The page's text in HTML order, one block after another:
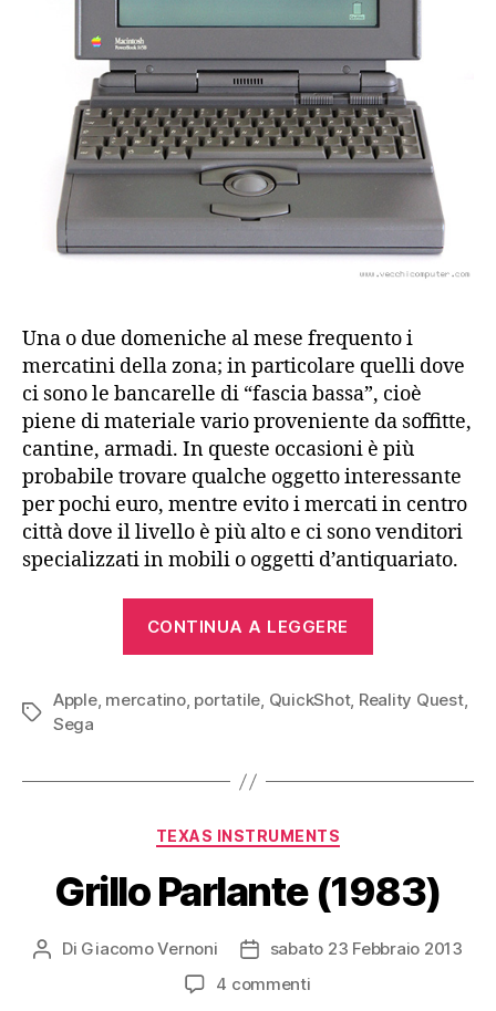
Una o due domeniche al mese frequento i
mercatini della zona; in particolare quelli dove
ci sono le bancarelle di “fascia bassa”, cioè
piene di materiale vario proveniente da soffitte,
cantine, armadi. In queste occasioni è più
probabile trovare qualche oggetto interessante
per pochi euro, mentre evito i mercati in centro
città dove il livello è più alto e ci sono venditori
specializzati in mobili o oggetti d’antiquariato.
CONTINUA A LEGGERE
mercatini”
Tag
Apple, mercatino, portatile, QuickShot, Reality Quest,
Sega
Categorie
TEXAS INSTRUMENTS
Grillo Parlante (1983)
Autore
Di Giacomo Vernoni
Data
dell'articolo
sabato 23 Febbraio 2013
4 commentisu